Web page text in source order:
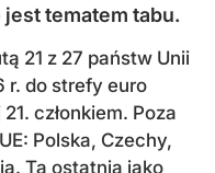
tematem tabu.
21 z 27 państw Unii
r. do strefy euro
członkiem. Poza
Polska, Czechy,
. Ta ostatnia jako